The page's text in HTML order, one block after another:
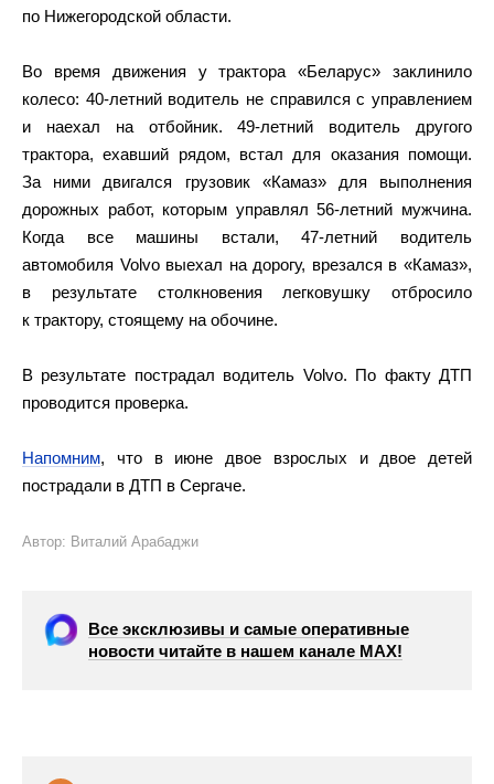
по Нижегородской области.
Во время движения у трактора «Беларус» заклинило
колесо: 40-летний водитель не справился с управлением
и наехал на отбойник. 49-летний водитель другого
трактора, ехавший рядом, встал для оказания помощи.
За ними двигался грузовик «Камаз» для выполнения
дорожных работ, которым управлял 56-летний мужчина.
Когда все машины встали, 47-летний водитель
автомобиля Volvo выехал на дорогу, врезался в «Камаз»,
в результате столкновения легковушку отбросило
к трактору, стоящему на обочине.
В результате пострадал водитель Volvo. По факту ДТП
проводится проверка.
Напомним, что в июне двое взрослых и двое детей
пострадали в ДТП в Сергаче.
Автор: Виталий Арабаджи
Все эксклюзивы и самые оперативные
новости читайте в нашем канале МАХ!